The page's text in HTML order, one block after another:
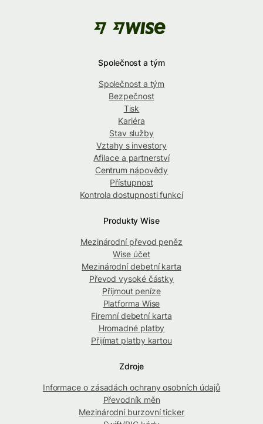
Společnost a tým
Společnost a tým
Bezpečnost
Tisk
Kariéra
Stav služby
Vztahy s investory
Afilace a partnerství
Centrum nápovědy
Přístupnost
Kontrola dostupnosti funkcí
Produkty Wise
Mezinárodní převod peněz
Wise účet
Mezinárodní debetní karta
Převod vysoké částky
Přijmout peníze
Platforma Wise
Firemní debetní karta
Hromadné platby
Přijímat platby kartou
Zdroje
Informace o zásadách ochrany osobních údajů
Převodník měn
Mezinárodní burzovní ticker